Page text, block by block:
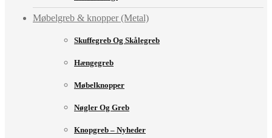
Møbelgreb & knopper (Metal)
Skuffegreb Og Skålegreb
Hængegreb
Møbelknopper
Nøgler Og Greb
Knopgreb – Nyheder